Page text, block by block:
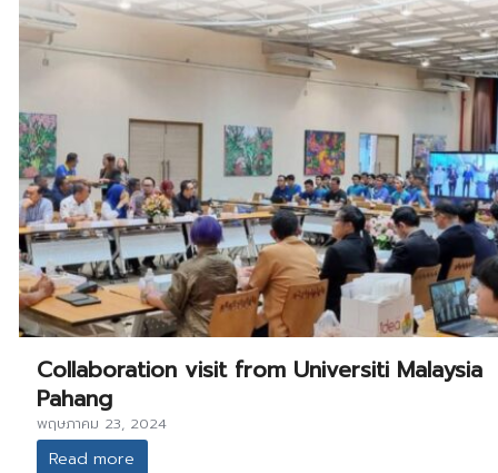
Collaboration visit from Universiti Malaysia
Pahang
พฤษภาคม 23, 2024
Read more